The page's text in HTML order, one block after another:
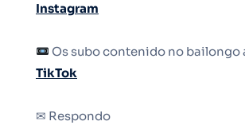
Instagram
Os subo contenido no bailongo
TikTok
✉ Respondo